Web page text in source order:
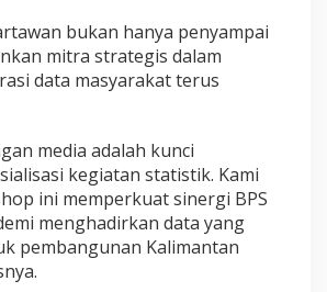
bukan hanya penyampai
mitra strategis dalam
data masyarakat terus
media adalah kunci
kegiatan statistik. Kami
ini memperkuat sinergi BPS
menghadirkan data yang
pembangunan Kalimantan